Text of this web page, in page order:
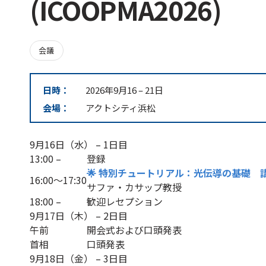
(ICOOPMA2026)
会議
日時： 2026年9月16–21日
会場：
アクトシティ浜松
9月16日（水） – 1日目
13:00 –
登録
16:00～17:30🌟 特別チュートリアル：光伝導の基礎
サファ・カサップ教授
18:00 –
歓迎レセプション
9月17日（木） – 2日目
午前
開会式および口頭発表
首相
口頭発表
9月18日（金） – 3日目